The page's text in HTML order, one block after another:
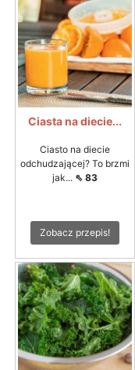
Ciasta na diecie...
Ciasto na diecie
odchudzającej? To brzmi
jak... ⇖ 83
Zobacz przepis!